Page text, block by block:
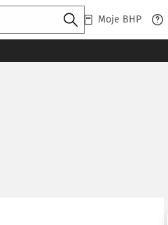
Moje BHP